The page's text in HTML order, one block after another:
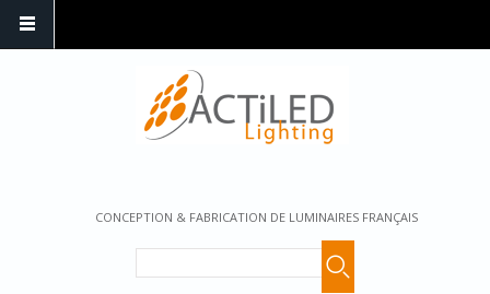
CONCEPTION & FABRICATION DE LUMINAIRES FRANÇAIS